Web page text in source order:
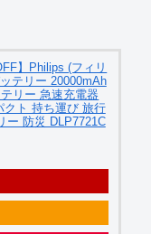
】Philips (フィリ
テリー 20000mAh
リー 急速充電器
ト 持ち運び 旅行
ー 防災 DLP7721C